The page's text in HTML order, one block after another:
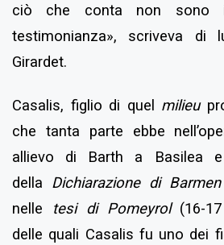
ciò che conta non sono
testimonianza», scriveva di
Girardet.
Casalis, figlio di quel milieu
che tanta parte ebbe
allievo di Barth a Basilea e
della Dichiarazione di Barmen
nelle tesi di Pomeyrol (16-
delle quali Casalis fu uno dei